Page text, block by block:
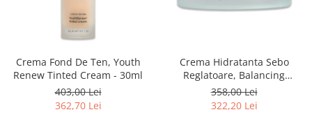
Crema Fond De Ten, Youth
Renew Tinted Cream - 30ml
403,00 Lei
362,70 Lei
Crema Hidratanta Sebo
Reglatoare, Balancing
Combination Skin Cream -
50ml
358,00 Lei
322,20 Lei